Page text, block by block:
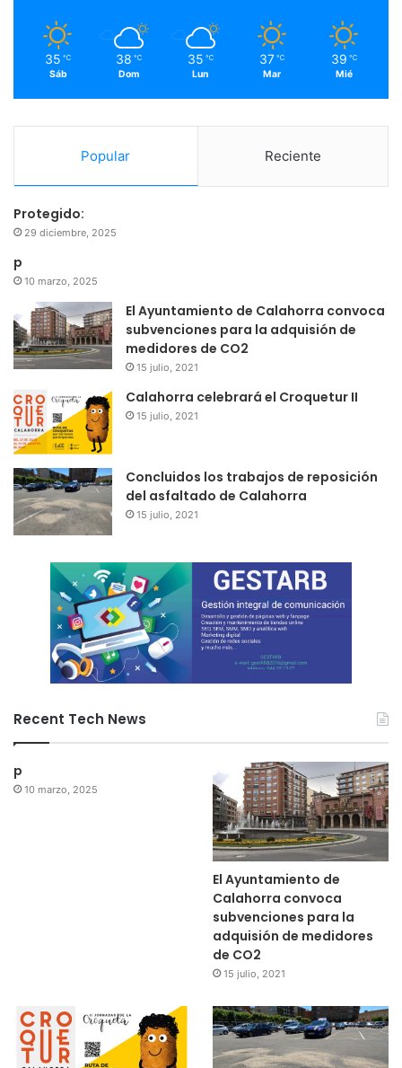
m
35 ℃
Sáb
38 ℃
Dom
35 ℃
Lun
37 ℃
Mar
39 ℃
Mié
Popular Reciente
Protegido:
29 diciembre, 2025
p
10 marzo, 2025
El Ayuntamiento de Calahorra convoca
subvenciones para la adquisión de
medidores de CO2
15 julio, 2021
Calahorra celebrará el Croquetur II
15 julio, 2021
Concluidos los trabajos de reposición
del asfaltado de Calahorra
15 julio, 2021
Recent Tech News
p
10 marzo, 2025
El Ayuntamiento de
Calahorra convoca
subvenciones para la
adquisión de medidores
de CO2
15 julio, 2021